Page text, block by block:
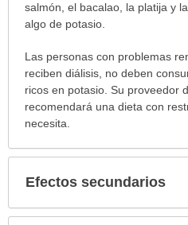
salmón, el bacalao, la platija y
algo de potasio.
Las personas con problemas
reciben diálisis, no deben
ricos en potasio. Su proveedor
recomendará una dieta con
necesita.
Efectos secundarios